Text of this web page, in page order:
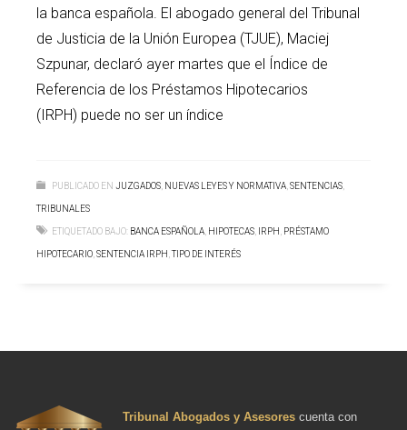
la banca española. El abogado general del Tribunal
de Justicia de la Unión Europea (TJUE), Maciej
Szpunar, declaró ayer martes que el Índice de
Referencia de los Préstamos Hipotecarios
(IRPH) puede no ser un índice
PUBLICADO EN JUZGADOS, NUEVAS LEYES Y NORMATIVA,SENTENCIAS,
TRIBUNALES
ETIQUETADO BAJO: BANCA ESPAÑOLA, HIPOTECAS, IRPH, PRÉSTAMO
HIPOTECARIO,SENTENCIA IRPH,TIPO DE INTERÉS
Tribunal Abogados y Asesores cuenta con